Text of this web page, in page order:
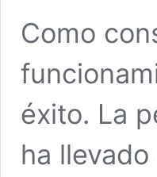
Como
éxito. La
ha